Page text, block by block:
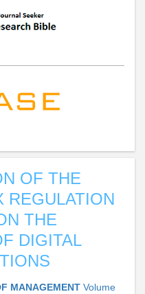
OF THE
REGULATION
THE
DIGITAL
MANAGEMENT Volume